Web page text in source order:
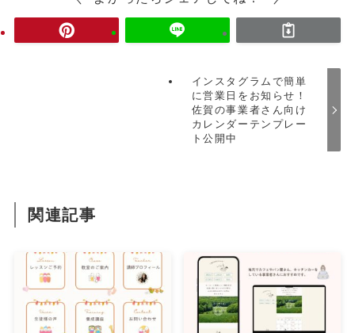
インスタグラムで簡単
に営業日をお知らせ！
佐賀の事業者さん向け
カレンダーテンプレー
ト公開中
関連記事